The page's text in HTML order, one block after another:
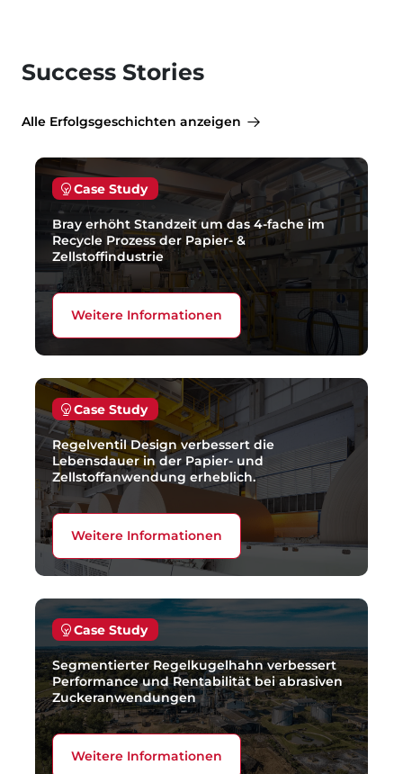
Success Stories
Alle Erfolgsgeschichten anzeigen
Case Study
Bray erhöht Standzeit um das 4-fache im
Recycle Prozess der Papier- &
Zellstoffindustrie
Weitere Informationen
Case Study
Regelventil Design verbessert die
Lebensdauer in der Papier- und
Zellstoffanwendung erheblich.
Weitere Informationen
Case Study
Segmentierter Regelkugelhahn verbessert
Performance und Rentabilität bei abrasiven
Zuckeranwendungen
Weitere Informationen